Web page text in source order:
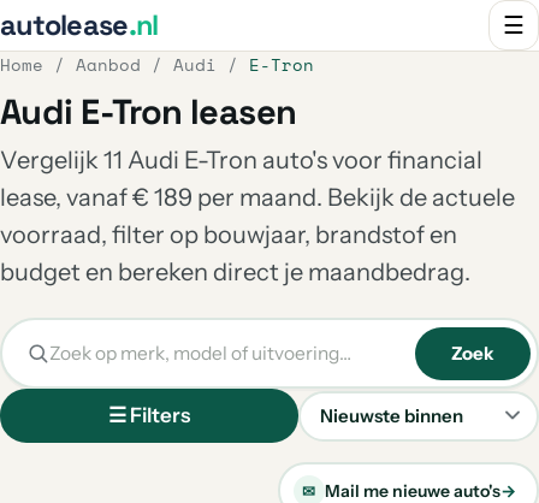
autolease.nl ☰
Home / Aanbod / Audi / E-Tron
Audi E-Tron leasen
Vergelijk 11 Audi E-Tron auto's voor financial
lease, vanaf € 189 per maand. Bekijk de actuele
voorraad, filter op bouwjaar, brandstof en
budget en bereken direct je maandbedrag.
☰ Filters
Sorteren
Zoek
✉ Mail me nieuwe auto's→